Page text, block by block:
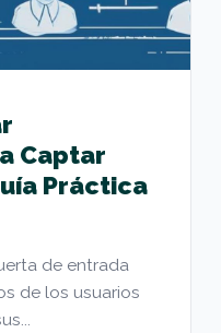
Captar
Práctica
de entrada
de los usuarios